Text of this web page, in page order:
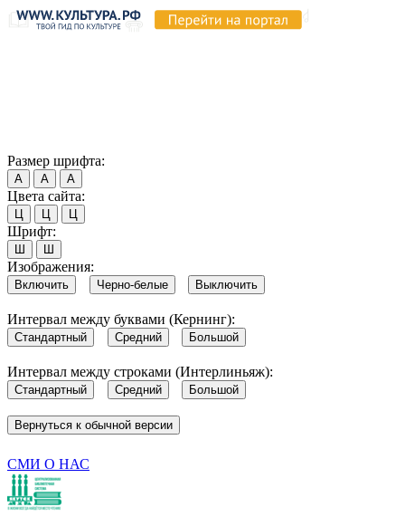
Размер шрифта:
А А А
Цвета сайта:
Ц Ц Ц
Шрифт:
Ш Ш
Изображения:
Включить Черно-белые Выключить
Интервал между буквами (Кернинг):
Стандартный Средний Большой
Интервал между строками (Интерлиньяж):
Стандартный Средний Большой
Вернуться к обычной версии
СМИ О НАС